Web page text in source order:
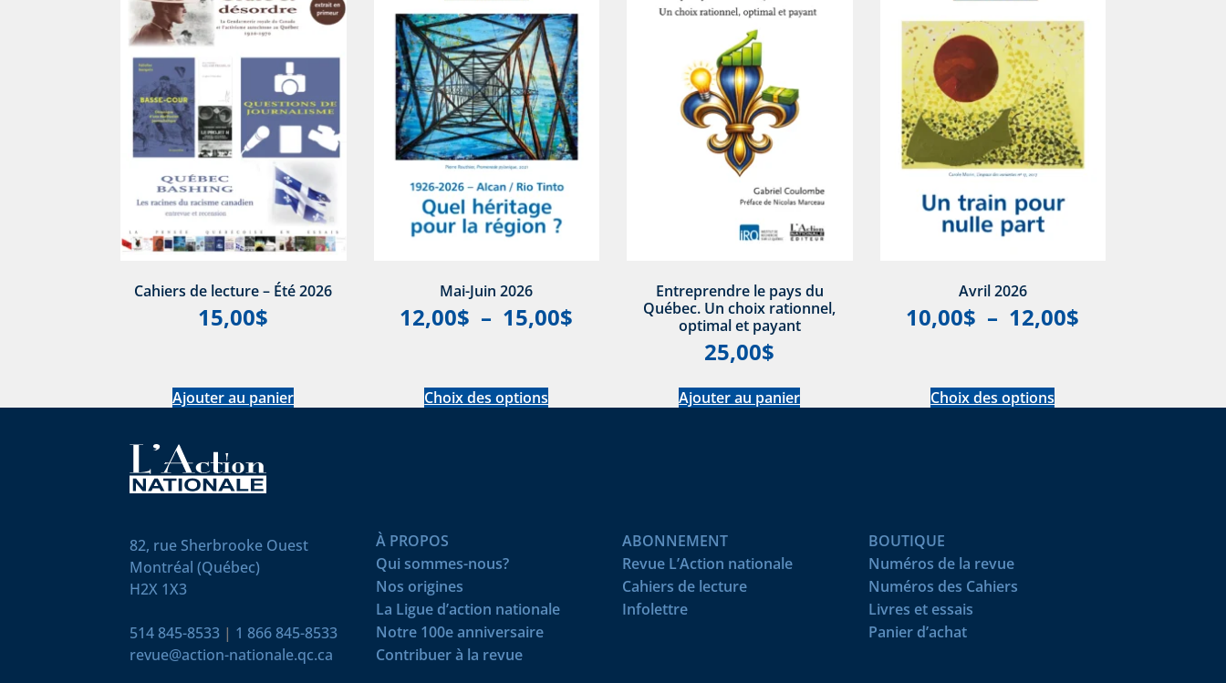
Cahiers de lecture – Été 2026
15,00$
Ajouter au panier
Mai-Juin 2026
12,00$ – 15,00$
Choix des options
Entreprendre le pays du
Québec. Un choix rationnel,
optimal et payant
25,00$
Ajouter au panier
Avril 2026
10,00$ – 12,00$
Choix des options
82, rue Sherbrooke Ouest
Montréal (Québec)
H2X 1X3
514 845-8533 | 1 866 845-8533
revue@action-nationale.qc.ca
À PROPOS
Qui sommes-nous?
Nos origines
La Ligue d’action nationale
Notre 100e anniversaire
Contribuer à la revue
ABONNEMENT
Revue L’Action nationale
Cahiers de lecture
Infolettre
BOUTIQUE
Numéros de la revue
Numéros des Cahiers
Livres et essais
Panier d’achat